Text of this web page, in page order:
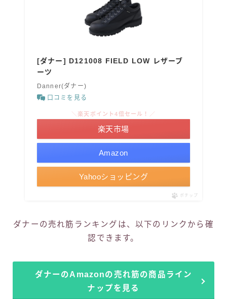
[ダナー] D121008 FIELD LOW レザーブ
ーツ
Danner(ダナー)
口コミを見る
Amazon
＼楽天ポイント4倍セール！／
楽天市場
Yahooショッピング
ポチップ
ダナーの売れ筋ランキングは、以下のリンクから確
認できます。
ダナーのAmazonの売れ筋の商品ライン
ナップを見る